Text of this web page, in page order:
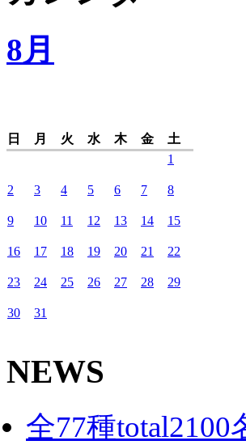
8月
日 月 火 水 木 金
土
1
2 3 4 5 6 7 8
9 10 11 12 13 14 15
16 17 18 19 20 21 22
23 24 25 26 27 28 29
30 31
NEWS
全77種